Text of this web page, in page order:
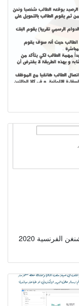
الطريقة الجديدة و المعتمدة لتقديم تأشيرة الشنغن الفرنسية 2020